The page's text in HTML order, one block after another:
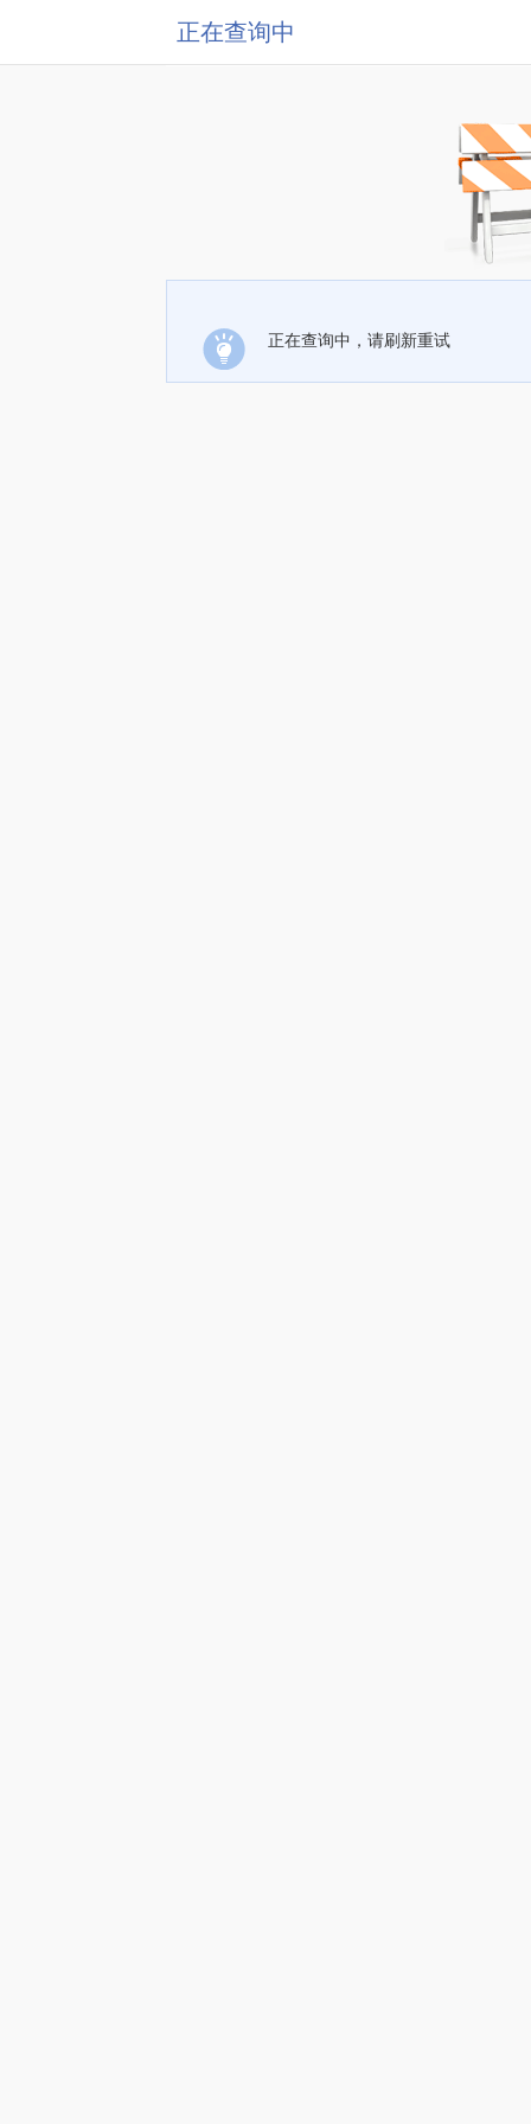
正在查询中
正在查询中，请刷新重试